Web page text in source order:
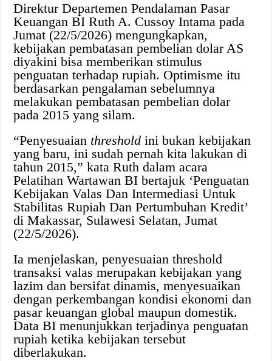
Direktur Departemen Pendalaman Pasar
Keuangan BI Ruth A. Cussoy Intama pada
Jumat (22/5/2026) mengungkapkan,
kebijakan pembatasan pembelian dolar AS
diyakini bisa memberikan stimulus
penguatan terhadap rupiah. Optimisme itu
berdasarkan pengalaman sebelumnya
melakukan pembatasan pembelian dolar
pada 2015 yang silam.
“Penyesuaian threshold ini bukan kebijakan
yang baru, ini sudah pernah kita lakukan di
tahun 2015,” kata Ruth dalam acara
Pelatihan Wartawan BI bertajuk ‘Penguatan
Kebijakan Valas Dan Intermediasi Untuk
Stabilitas Rupiah Dan Pertumbuhan Kredit’
di Makassar, Sulawesi Selatan, Jumat
(22/5/2026).
Ia menjelaskan, penyesuaian threshold
transaksi valas merupakan kebijakan yang
lazim dan bersifat dinamis, menyesuaikan
dengan perkembangan kondisi ekonomi dan
pasar keuangan global maupun domestik.
Data BI menunjukkan terjadinya penguatan
rupiah ketika kebijakan tersebut
diberlakukan.